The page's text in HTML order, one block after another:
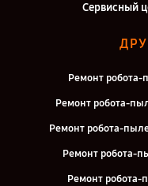
Сервисный
Ремонт робота-
Ремонт робота-
Ремонт робота-
Ремонт робота-
Ремонт робота-